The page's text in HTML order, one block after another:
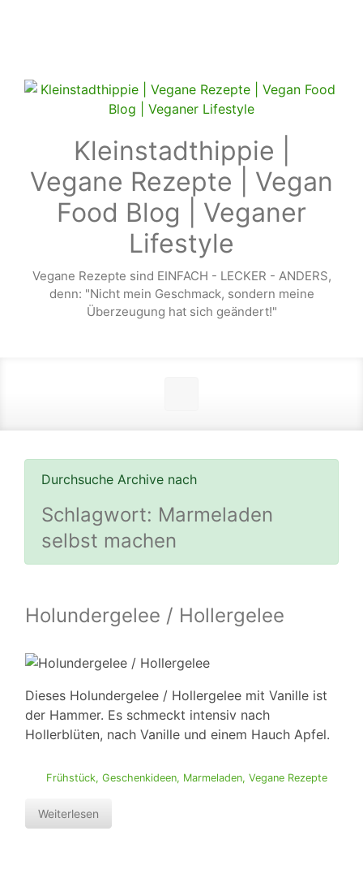
Kleinstadthippie |
Vegane Rezepte | Vegan
Food Blog | Veganer
Lifestyle
Vegane Rezepte sind EINFACH - LECKER - ANDERS,
denn: "Nicht mein Geschmack, sondern meine
Überzeugung hat sich geändert!"
Durchsuche Archive nach
Schlagwort: Marmeladen
selbst machen
Holundergelee / Hollergelee
Dieses Holundergelee / Hollergelee mit Vanille ist
der Hammer. Es schmeckt intensiv nach
Hollerblüten, nach Vanille und einem Hauch Apfel.
Frühstück, Geschenkideen, Marmeladen, Vegane Rezepte
Weiterlesen